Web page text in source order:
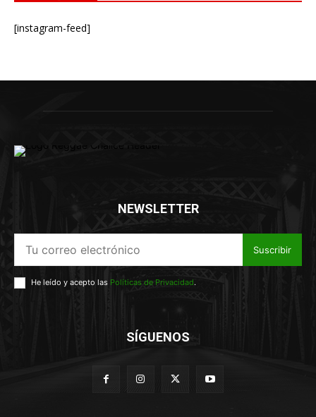
[instagram-feed]
NEWSLETTER
Suscribir
He leído y acepto las Políticas de Privacidad.
SÍGUENOS